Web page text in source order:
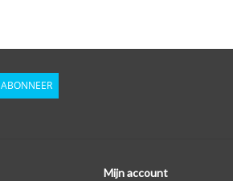
autosleutel hoesje, waardoor het logo in
zichtbaar is. U kunt dit zelf nagaan door
ABONNEER
Mijn account